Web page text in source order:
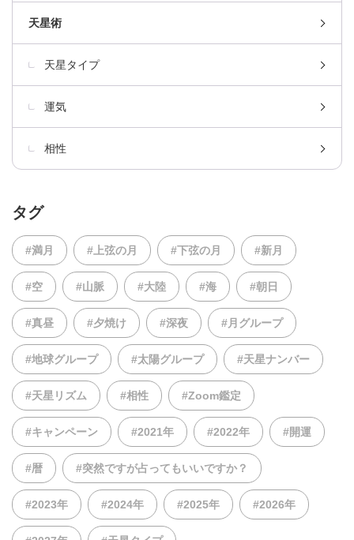
天星術
天星タイプ
運気
相性
タグ
#満月 #上弦の月 #下弦の月 #新月
#空 #山脈 #大陸 #海 #朝日
#真昼 #夕焼け #深夜 #月グループ
#地球グループ #太陽グループ #天星ナンバー
#天星リズム #相性 #Zoom鑑定
#キャンペーン #2021年 #2022年 #開運
#暦 #突然ですが占ってもいいですか？
#2023年 #2024年 #2025年 #2026年